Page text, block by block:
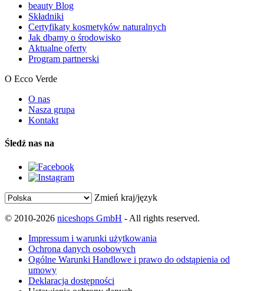
beauty Blog
Składniki
Certyfikaty kosmetyków naturalnych
Jak dbamy o środowisko
Aktualne oferty
Program partnerski
O Ecco Verde
O nas
Nasza grupa
Kontakt
Śledź nas na
Zmień kraj/język
© 2010-2026 niceshops GmbH - All rights reserved.
Impressum i warunki użytkowania
Ochrona danych osobowych
Ogólne Warunki Handlowe i prawo do odstąpienia od
umowy
Deklaracja dostępności